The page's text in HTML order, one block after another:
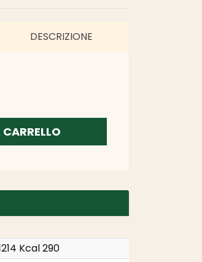
DESCRIZIONE
Kcal 290